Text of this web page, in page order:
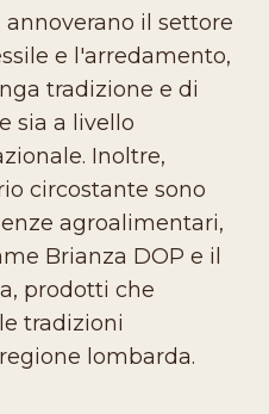
il settore
e l'arredamento,
tradizione e di
sia a livello
Inoltre,
circostante sono
agroalimentari,
Brianza DOP e il
prodotti che
tradizioni
lombarda.